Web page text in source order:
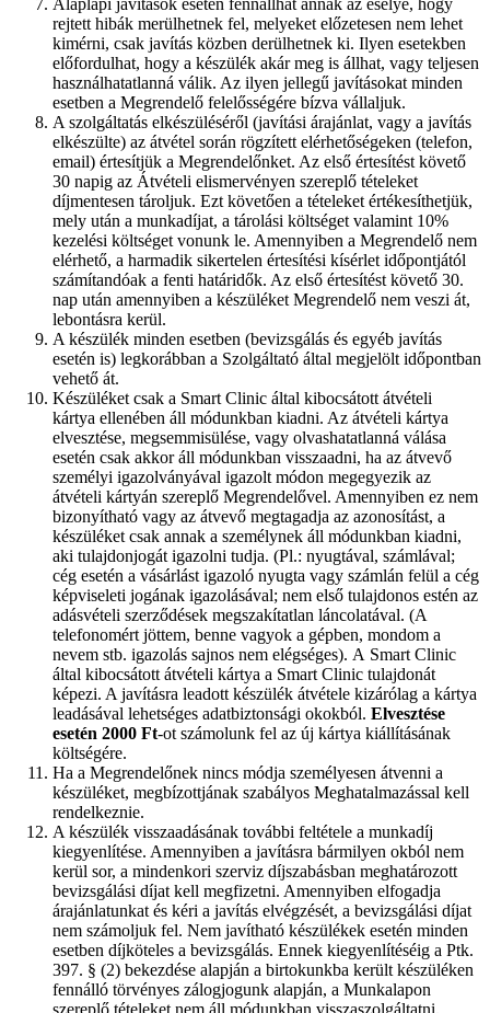
rejtett hibák merülhetnek fel, melyeket előzetesen nem lehet
kimérni, csak javítás közben derülhetnek ki. Ilyen esetekben
előfordulhat, hogy a készülék akár meg is állhat, vagy teljesen
használhatatlanná válik. Az ilyen jellegű javításokat minden
esetben a Megrendelő felelősségére bízva vállaljuk.
A szolgáltatás elkészüléséről (javítási árajánlat, vagy a javítás
elkészülte) az átvétel során rögzített elérhetőségeken (telefon,
email) értesítjük a Megrendelőnket. Az első értesítést követő
30 napig az Átvételi elismervényen szereplő tételeket
díjmentesen tároljuk. Ezt követően a tételeket értékesíthetjük,
mely után a munkadíjat, a tárolási költséget valamint 10%
kezelési költséget vonunk le. Amennyiben a Megrendelő nem
elérhető, a harmadik sikertelen értesítési kísérlet időpontjától
számítandóak a fenti határidők. Az első értesítést követő 30.
nap után amennyiben a készüléket Megrendelő nem veszi át,
lebontásra kerül.
A készülék minden esetben (bevizsgálás és egyéb javítás
esetén is) legkorábban a Szolgáltató által megjelölt időpontban
vehető át.
Készüléket csak a Smart Clinic által kibocsátott átvételi
kártya ellenében áll módunkban kiadni. Az átvételi kártya
elvesztése, megsemmisülése, vagy olvashatatlanná válása
esetén csak akkor áll módunkban visszaadni, ha az átvevő
személyi igazolványával igazolt módon megegyezik az
átvételi kártyán szereplő Megrendelővel. Amennyiben ez nem
bizonyítható vagy az átvevő megtagadja az azonosítást, a
készüléket csak annak a személynek áll módunkban kiadni,
aki tulajdonjogát igazolni tudja. (Pl.: nyugtával, számlával;
cég esetén a vásárlást igazoló nyugta vagy számlán felül a cég
képviseleti jogának igazolásával; nem első tulajdonos estén az
adásvételi szerződések megszakítatlan láncolatával. (A
telefonomért jöttem, benne vagyok a gépben, mondom a
nevem stb. igazolás sajnos nem elégséges). A Smart Clinic
által kibocsátott átvételi kártya a Smart Clinic tulajdonát
képezi. A javításra leadott készülék átvétele kizárólag a kártya
leadásával lehetséges adatbiztonsági okokból. Elvesztése
esetén 2000 Ft-ot számolunk fel az új kártya kiállításának
költségére.
Ha a Megrendelőnek nincs módja személyesen átvenni a
készüléket, megbízottjának szabályos Meghatalmazással kell
rendelkeznie.
A készülék visszaadásának további feltétele a munkadíj
kiegyenlítése. Amennyiben a javításra bármilyen okból nem
kerül sor, a mindenkori szerviz díjszabásban meghatározott
bevizsgálási díjat kell megfizetni. Amennyiben elfogadja
árajánlatunkat és kéri a javítás elvégzését, a bevizsgálási díjat
nem számoljuk fel. Nem javítható készülékek esetén minden
esetben díjköteles a bevizsgálás. Ennek kiegyenlítéséig a Ptk.
397. § (2) bekezdése alapján a birtokunkba került készüléken
fennálló törvényes zálogjogunk alapján, a Munkalapon
szereplő tételeket nem áll módunkban visszaszolgáltatni.